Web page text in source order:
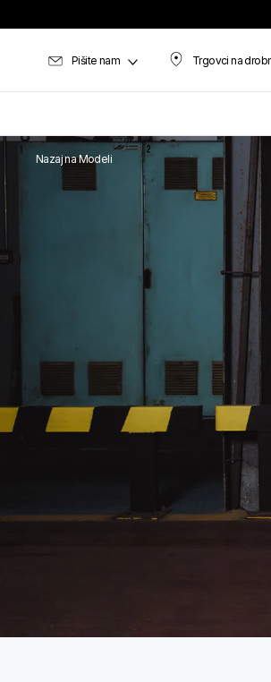
Trgovci
Trgovci na
Pišite nam
Nazaj na Modeli